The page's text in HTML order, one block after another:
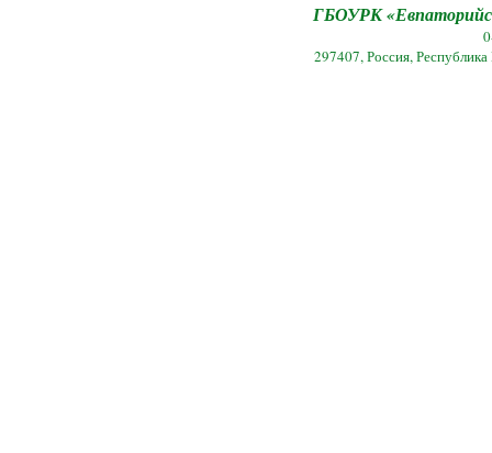
ГБОУРК
297407, Россия,